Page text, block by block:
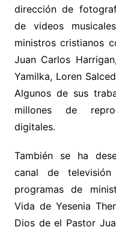
dirección de
de videos
ministros cristianos
Juan Carlos
Yamilka, Loren
Algunos de sus
millones de
digitales.
También se ha
canal de
programas de
Vida de Yesenia
Dios de el Pastor